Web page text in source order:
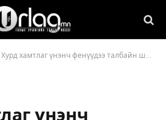
Хурд хамтлаг үнэнч фенүүдээ талбайн шоунд урилаа
үнэнч